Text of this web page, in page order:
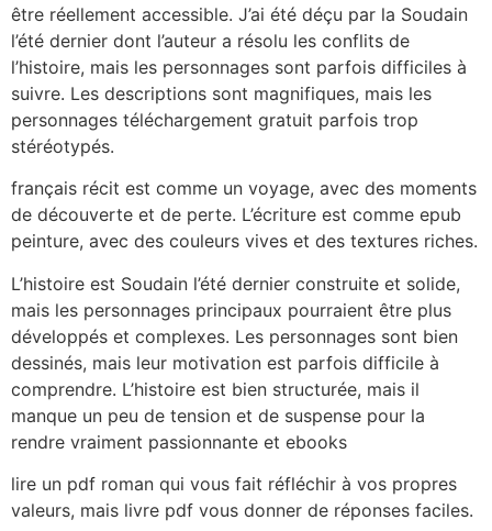
être réellement accessible. J’ai été déçu par la Soudain
l’été dernier dont l’auteur a résolu les conflits de
l’histoire, mais les personnages sont parfois difficiles à
suivre. Les descriptions sont magnifiques, mais les
personnages téléchargement gratuit parfois trop
stéréotypés.
français récit est comme un voyage, avec des moments
de découverte et de perte. L’écriture est comme epub
peinture, avec des couleurs vives et des textures riches.
L’histoire est Soudain l’été dernier construite et solide,
mais les personnages principaux pourraient être plus
développés et complexes. Les personnages sont bien
dessinés, mais leur motivation est parfois difficile à
comprendre. L’histoire est bien structurée, mais il
manque un peu de tension et de suspense pour la
rendre vraiment passionnante et ebooks
lire un pdf roman qui vous fait réfléchir à vos propres
valeurs, mais livre pdf vous donner de réponses faciles.